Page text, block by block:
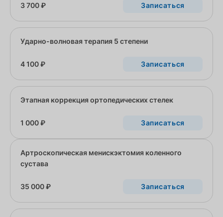
3 700 ₽ Записаться
Ударно-волновая терапия 5 степени
4 100 ₽ Записаться
Этапная коррекция ортопедических стелек
1 000 ₽ Записаться
Артроскопическая менискэктомия коленного
сустава
35 000 ₽ Записаться